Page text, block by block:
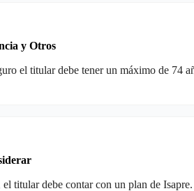
y Otros
el titular debe tener un máximo de 74
titular debe contar con un plan de Isapre.